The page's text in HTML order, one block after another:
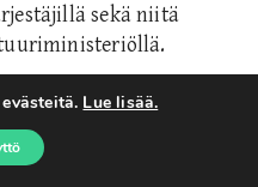
sekä niitä
Lue lisää.